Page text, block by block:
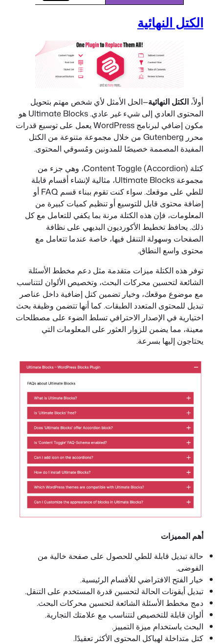
الكتل النهائية
أولاً، الكتل النهائية—الحل الأمثل لأي شخص مهتم بتحويل
المحتوى العادي إلى شيء غير عادي. Ultimate Blocks هو
مكون إضافي لبرنامج WordPress يعمل على توسيع قدرات
محرر Gutenberg من خلال مجموعة متنوعة من الكتل
المفيدة المصممة خصيصًا للمدونين ومُسوقي المحتوى.
كتلة Content Toggle (Accordion)، وهي جزء من
مجموعة Ultimate Blocks، مثالية لإنشاء أقسام قابلة
للطي على موقعك. سواء كنت تقوم ببناء قسم FAQ أو
إضافة محتوى قابل للتوسيع أو تنظيم كميات كبيرة من
المعلومات، فإن هذه الكتلة مرنة بما يكفي للتعامل مع كل
ذلك. يحافظ تخطيط الأكورديون البديهي على نظافة
الصفحات وسهولة التنقل فيها، خاصة عندما تتعامل مع
محتوى واسع النطاق.
توفر هذه الكتلة ميزات متقدمة مثل دعم مخطط الأسئلة
الشائعة لتحسين محركات البحث، وتخصيص الألوان لتتناسب
مع موضوع موقعك، وخيار تضمين كتل إضافية داخل عناصر
تبديل للمحتوى المتعدد الطبقات. كما أنها تتضمن وظيفة بحث
اختيارية في الإصدار الاحترافي تسلط الضوء على مصطلحات
معينة، مما يضمن للزوار العثور على المعلومات التي
يحتاجون إليها بسرعة.
أهم المميزات
حالة تبديل قابلة للطي للحصول على صفحة خالية من
الفوضى.
خيار الفتح الافتراضي للأقسام الرئيسية.
تبديل أيقونات الحالة لتحسين قدرة المستخدم على التنقل.
دمج مخطط الأسئلة الشائعة لتحسين محركات البحث.
ألوان قابلة للتخصيص لتتناسب مع علامتك التجارية.
البحث باستخدام ميزة التمييز.
كتل متداخلة لهياكل المحتوى الأكثر تعقيدًا.